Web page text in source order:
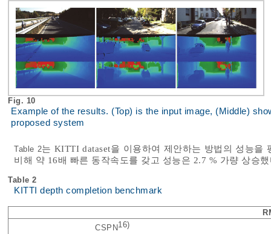
Fig. 10
Example of the results. (Top) is the input image, (Middle)
proposed system
Table 2는 KITTI dataset을 이용하여 제안하는 방법의 성능
비해 약 16배 빠른 동작속도를 갖고 성능은 2.7 % 가량 상승
Table 2
KITTI depth completion benchmark
CSPN16)